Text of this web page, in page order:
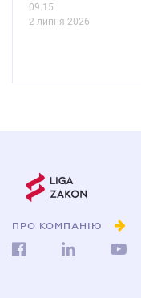
09.15
2 липня 2026
ПРО КОМПАНІЮ